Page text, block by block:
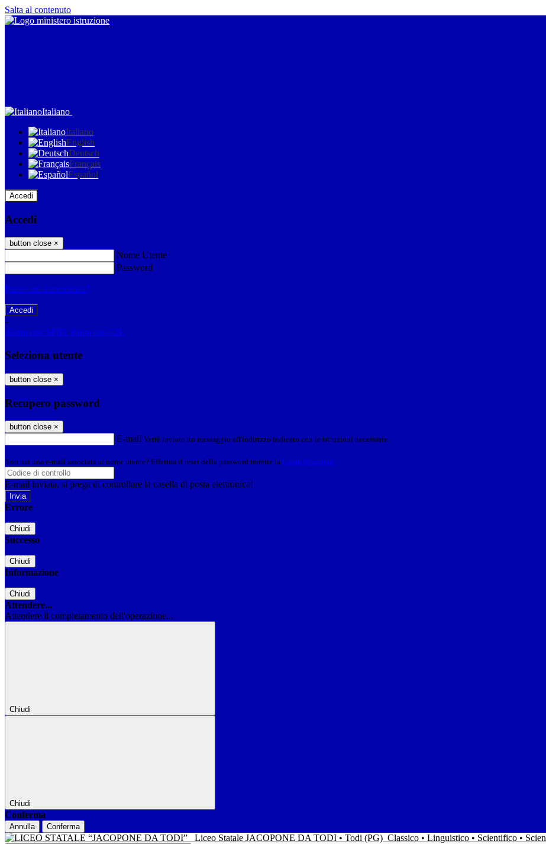
Salta al contenuto
Italiano
Italiano
English
Deutsch
Français
Español
Accedi
Accedi
button close ×
Nome Utente
Password
Password dimenticata?
-
Entra con SPID Entra con CIE
Seleziona utente
button close ×
Recupero password
button close ×
E-mail Verrà inviato un messaggio all'indirizzo indicato con le istruzioni necessarie.
Non hai una e-mail associata al nome utente? Effettua il reset della password tramite la Login Spaggiari
E-mail inviata, si prega di controllare la casella di posta elettronica!
Errore
Chiudi
Successo
Chiudi
Informazione
Chiudi
Attendere...
Attendere il completamento dell'operazione...
Chiudi
Chiudi
Conferma
Annulla Conferma
Liceo Statale JACOPONE DA TODI • Todi (PG) Classico • Linguistico • Scientifico •